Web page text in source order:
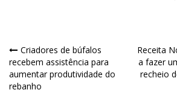
Navegação
de
Post
Criadores de búfalos
recebem assistência para
aumentar produtividade do
rebanho
Receita
a fazer
recheio